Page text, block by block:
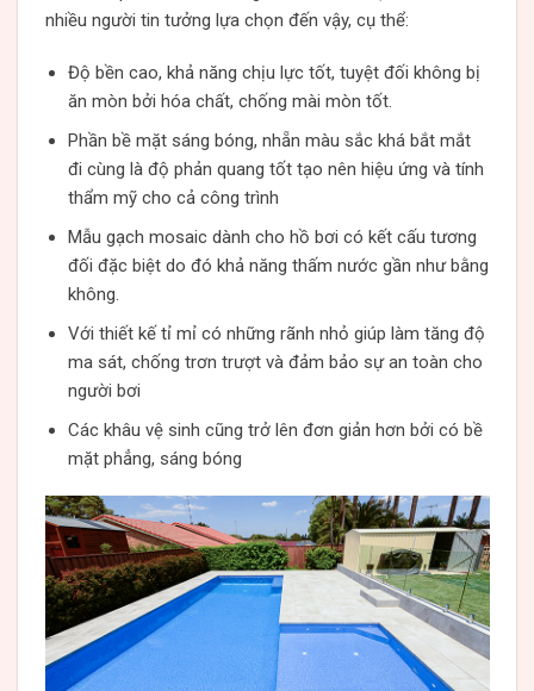
nhiều người tin tưởng lựa chọn đến vậy, cụ thể:
Độ bền cao, khả năng chịu lực tốt, tuyệt đối không bị
ăn mòn bởi hóa chất, chống mài mòn tốt.
Phần bề mặt sáng bóng, nhẵn màu sắc khá bắt mắt
đi cùng là độ phản quang tốt tạo nên hiệu ứng và tính
thẩm mỹ cho cả công trình
Mẫu gạch mosaic dành cho hồ bơi có kết cấu tương
đối đặc biệt do đó khả năng thấm nước gần như bằng
không.
Với thiết kế tỉ mỉ có những rãnh nhỏ giúp làm tăng độ
ma sát, chống trơn trượt và đảm bảo sự an toàn cho
người bơi
Các khâu vệ sinh cũng trở lên đơn giản hơn bởi có bề
mặt phẳng, sáng bóng